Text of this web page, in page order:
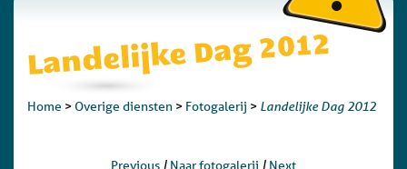
Landelijke Dag 2012
Home > Overige diensten > Fotogalerij > Landelijke Dag 2012
Previous | Naar fotogalerij | Next